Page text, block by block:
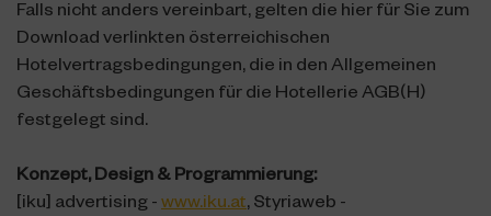
Falls nicht anders vereinbart, gelten die hier für Sie zum
Download verlinkten österreichischen
Hotelvertragsbedingungen, die in den Allgemeinen
Geschäftsbedingungen für die Hotellerie AGB(H)
festgelegt sind.
Konzept, Design & Programmierung:
[iku] advertising - www.iku.at, Styriaweb -